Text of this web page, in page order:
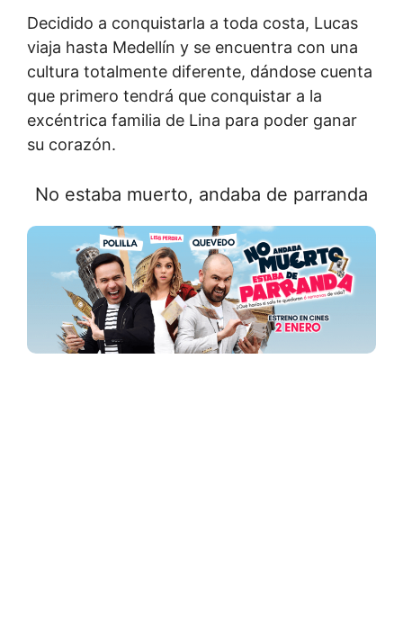
Decidido a conquistarla a toda costa, Lucas
viaja hasta Medellín y se encuentra con una
cultura totalmente diferente, dándose cuenta
que primero tendrá que conquistar a la
excéntrica familia de Lina para poder ganar
su corazón.
No estaba muerto, andaba de parranda